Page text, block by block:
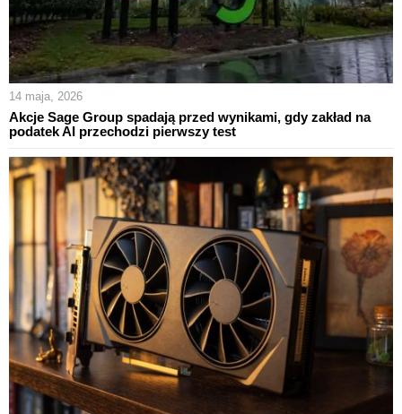
14 maja, 2026
Akcje Sage Group spadają przed wynikami, gdy zakład na
podatek AI przechodzi pierwszy test